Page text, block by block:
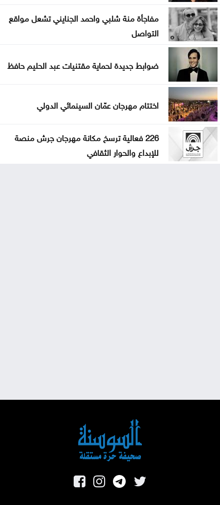
مفاجأة منة شلبي واحمد الجنايني تشعل مواقع
التواصل
ضوابط جديدة لحماية مقتنيات عبد الحليم حافظ
اختتام مهرجان عمّان السينمائي الدولي
226 فعالية ترسخ مكانة مهرجان جرش منصة
للإبداع والحوار الثقافي